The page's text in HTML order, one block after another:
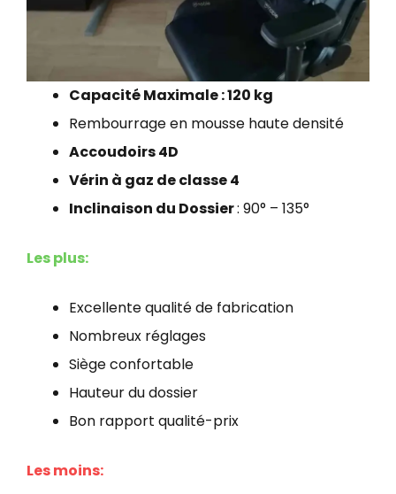
Capacité Maximale : 120 kg
Rembourrage en mousse haute densité
Accoudoirs 4D
Vérin à gaz de classe 4
Inclinaison du Dossier: 90° – 135°
Les plus:
Excellente qualité de fabrication
Nombreux réglages
Siège confortable
Hauteur du dossier
Bon rapport qualité-prix
Les moins: